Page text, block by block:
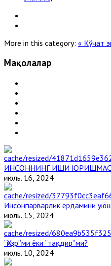
More in this category: « Кўчат
Мақолалар
ИНСОННИНГ ИШИ
июль. 16, 2024
Инсонпарварлик ёрдамини
июль. 15, 2024
“Ҳизр”ми ёки “тақдир”ми?
июль. 10, 2024